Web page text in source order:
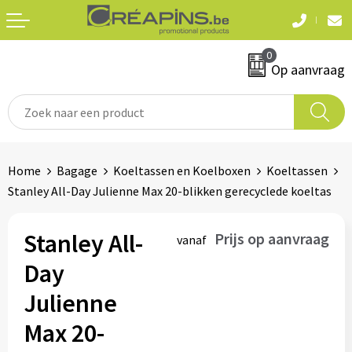
0
Op aanvraag
T-shirts
Sweaters en hoodies
Jassen
Hemden
Badtextiel & douche
Automerken
Eten & drinken
Snoepgoed
Waterflesjes
Schrijf & papierwaren
Home Bagage Koeltassen en Koelboxen
Koeltassen
Stanley All-Day Julienne Max 20-blikken gerecyclede koeltas
Stanley All-
Day
Julienne
Max 20-
vanaf Prijs op aanvraag